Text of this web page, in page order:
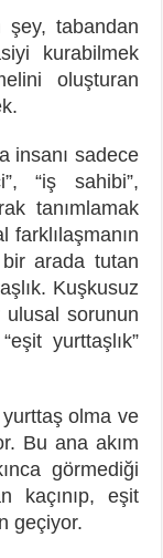
şey, tabandan
kurabilmek
oluşturan
insanı sadece
“iş sahibi”,
tanımlamak
farklılaşmanın
arada tutan
Kuşkusuz
ulusal sorunun
yurttaşlık”
olma ve
Bu ana akım
görmediği
kaçınıp, eşit
geçiyor.